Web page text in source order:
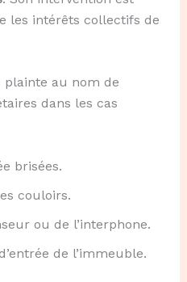
les intérêts collectifs de
plainte au nom de
dans les cas
brisées.
couloirs.
ou de l’interphone.
de l’immeuble.